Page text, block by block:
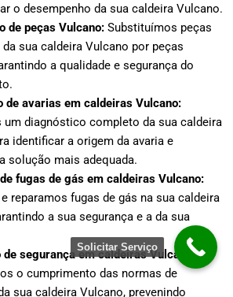
o desempenho da sua caldeira Vulcano.
de peças Vulcano: Substituímos peças
sua caldeira Vulcano por peças
a qualidade e segurança do
de avarias em caldeiras Vulcano:
um diagnóstico completo da sua caldeira
identificar a origem da avaria e
solução mais adequada.
fugas de gás em caldeiras Vulcano:
reparamos fugas de gás na sua caldeira
a sua segurança e a da sua
segurança em caldeiras Vulcano:
o cumprimento das normas de
sua caldeira Vulcano, prevenindo
Solicitar Serviço